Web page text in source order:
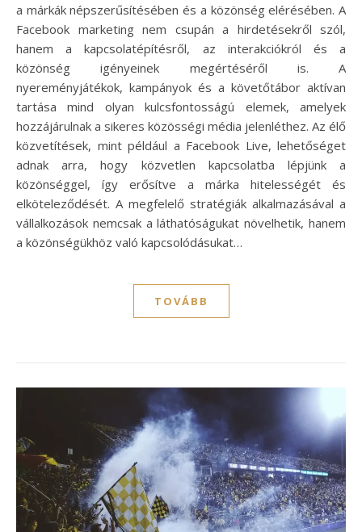
a márkák népszerűsítésében és a közönség elérésében. A
Facebook marketing nem csupán a hirdetésekről szól,
hanem a kapcsolatépítésről, az interakciókról és a
közönség igényeinek megértéséről is. A
nyereményjátékok, kampányok és a követőtábor aktívan
tartása mind olyan kulcsfontosságú elemek, amelyek
hozzájárulnak a sikeres közösségi média jelenléthez. Az élő
közvetítések, mint például a Facebook Live, lehetőséget
adnak arra, hogy közvetlen kapcsolatba lépjünk a
közönséggel, így erősítve a márka hitelességét és
elköteleződését. A megfelelő stratégiák alkalmazásával a
vállalkozások nemcsak a láthatóságukat növelhetik, hanem
a közönségükhöz való kapcsolódásukat…
TOVÁBB